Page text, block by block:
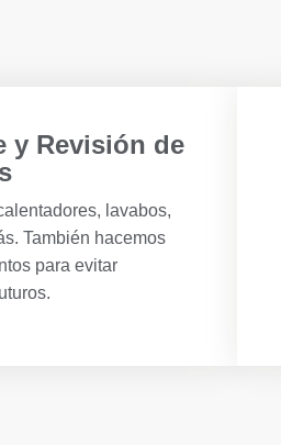
y Revisión de
lavabos,
También hacemos
para evitar